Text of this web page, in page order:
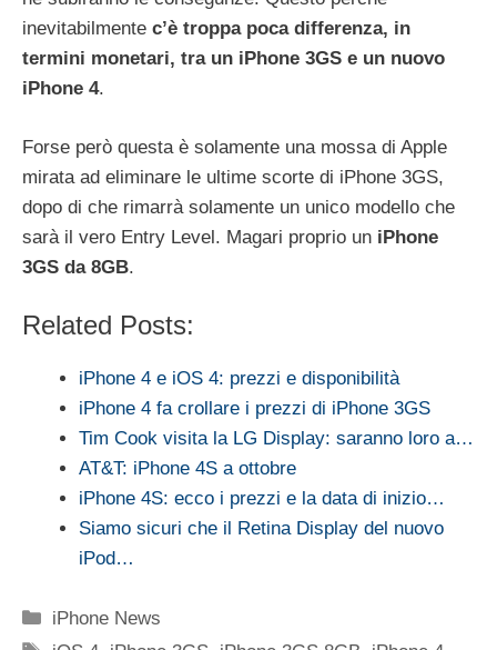
inevitabilmente c’è troppa poca differenza, in
termini monetari, tra un iPhone 3GS e un nuovo
iPhone 4.
Forse però questa è solamente una mossa di Apple
mirata ad eliminare le ultime scorte di iPhone 3GS,
dopo di che rimarrà solamente un unico modello che
sarà il vero Entry Level. Magari proprio un iPhone
3GS da 8GB.
Related Posts:
iPhone 4 e iOS 4: prezzi e disponibilità
iPhone 4 fa crollare i prezzi di iPhone 3GS
Tim Cook visita la LG Display: saranno loro a…
AT&T: iPhone 4S a ottobre
iPhone 4S: ecco i prezzi e la data di inizio…
Siamo sicuri che il Retina Display del nuovo
iPod…
Categorie
iPhone News